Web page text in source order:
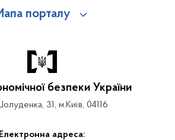
порталу
безпеки України
31, м.Київ, 04116
Електронна адреса: